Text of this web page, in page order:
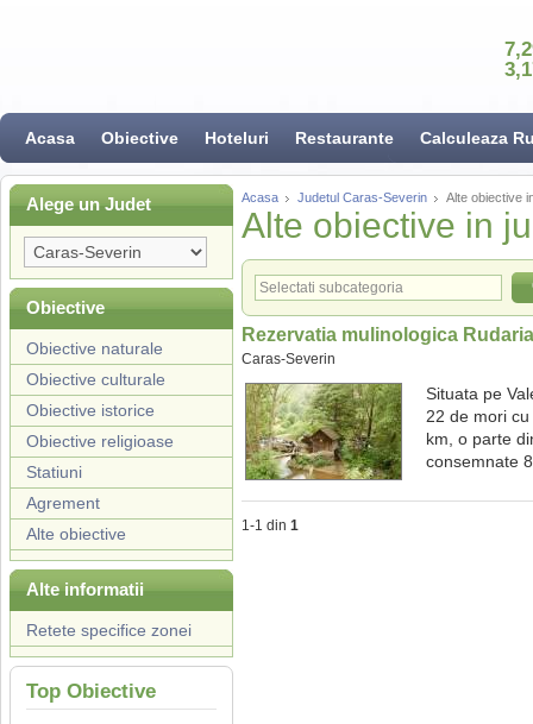
Acasa Obiective Hoteluri Restaurante Calculeaza
Alege un Judet
Obiective
Obiective naturale
Obiective culturale
Obiective istorice
Obiective religioase
Statiuni
Agrement
Alte obiective
Alte informatii
Retete specifice zonei
Top Obiective
Acasa Judetul Caras-Severin Alte obiective
Alte obiective in
Rezervatia mulinologica Rudaria
Caras-Severin
Situata pe
22 de mori
km, o parte
consemnate
1-1 din 1